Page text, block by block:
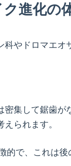
進化の
やドロマエ
集して鋸歯
られます。
で、これは